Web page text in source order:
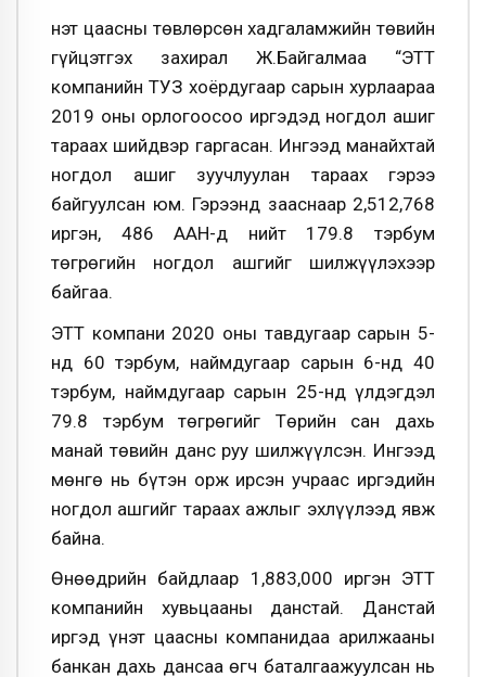
Үнэт цаасны төвлөрсөн хадгаламжийн төвийн
гүйцэтгэх захирал Ж.Байгалмаа “ЭТТ
компанийн ТУЗ хоёрдугаар сарын хурлаараа
2019 оны орлогоосоо иргэдэд ногдол ашиг
тараах шийдвэр гаргасан. Ингээд манайхтай
ногдол ашиг зуучлуулан тараах гэрээ
байгуулсан юм. Гэрээнд зааснаар 2,512,768
иргэн, 486 ААН-д нийт 179.8 тэрбум
төгрөгийн ногдол ашгийг шилжүүлэхээр
байгаа.
ЭТТ компани 2020 оны тавдугаар сарын 5-
нд 60 тэрбум, наймдугаар сарын 6-нд 40
тэрбум, наймдугаар сарын 25-нд үлдэгдэл
79.8 тэрбум төгрөгийг Төрийн сан дахь
манай төвийн данс руу шилжүүлсэн. Ингээд
мөнгө нь бүтэн орж ирсэн учраас иргэдийн
ногдол ашгийг тараах ажлыг эхлүүлээд явж
байна.
Өнөөдрийн байдлаар 1,883,000 иргэн ЭТТ
компанийн хувьцааны данстай. Данстай
иргэд үнэт цаасны компанидаа арилжааны
банкан дахь дансаа өгч баталгаажуулсан нь